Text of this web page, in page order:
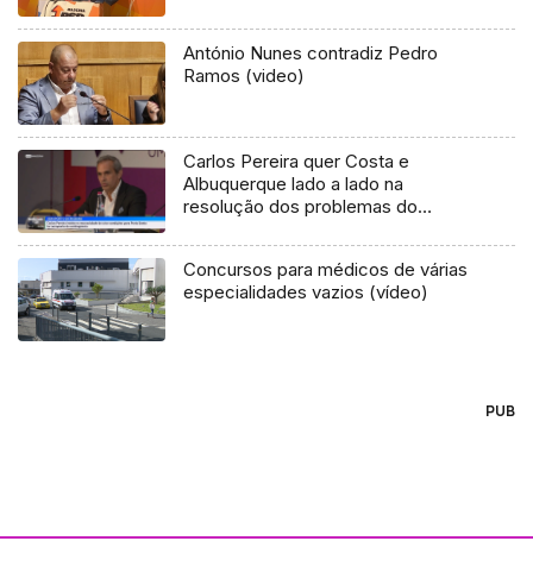
António Nunes contradiz Pedro
Ramos (video)
Carlos Pereira quer Costa e
Albuquerque lado a lado na
resolução dos problemas do
Concursos para médicos de várias
especialidades vazios (vídeo)
PUB